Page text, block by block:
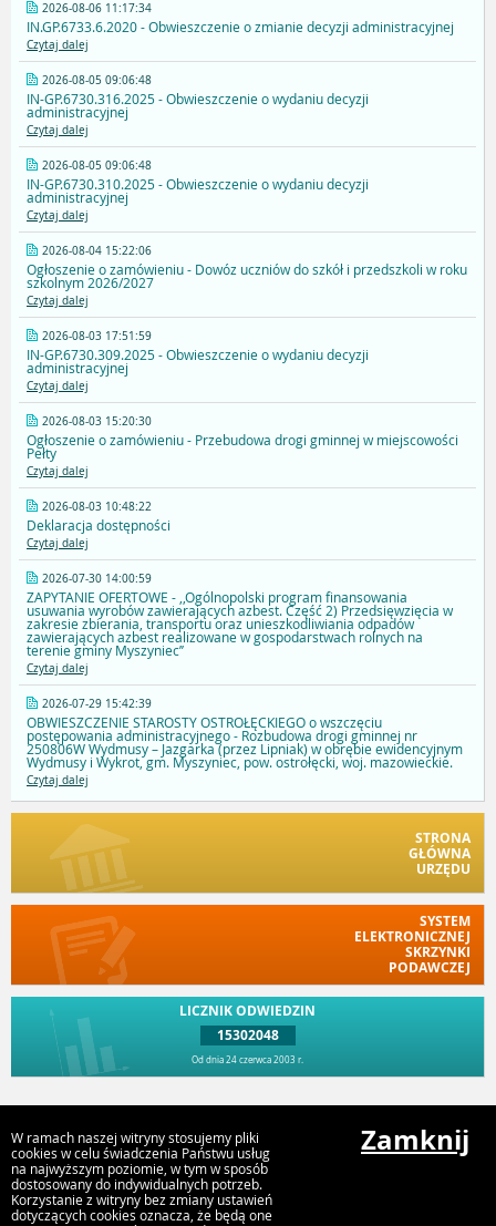
2026-08-06 11:17:34
IN.GP.6733.6.2020 - Obwieszczenie o zmianie decyzji administracyjnej
Czytaj dalej
2026-08-05 09:06:48
IN-GP.6730.316.2025 - Obwieszczenie o wydaniu decyzji
administracyjnej
Czytaj dalej
2026-08-05 09:06:48
IN-GP.6730.310.2025 - Obwieszczenie o wydaniu decyzji
administracyjnej
Czytaj dalej
2026-08-04 15:22:06
Ogłoszenie o zamówieniu - Dowóz uczniów do szkół i przedszkoli w roku
szkolnym 2026/2027
Czytaj dalej
2026-08-03 17:51:59
IN-GP.6730.309.2025 - Obwieszczenie o wydaniu decyzji
administracyjnej
Czytaj dalej
2026-08-03 15:20:30
Ogłoszenie o zamówieniu - Przebudowa drogi gminnej w miejscowości
Pełty
Czytaj dalej
2026-08-03 10:48:22
Deklaracja dostępności
Czytaj dalej
2026-07-30 14:00:59
ZAPYTANIE OFERTOWE - ,,Ogólnopolski program finansowania
usuwania wyrobów zawierających azbest. Część 2) Przedsięwzięcia w
zakresie zbierania, transportu oraz unieszkodliwiania odpadów
zawierających azbest realizowane w gospodarstwach rolnych na
terenie gminy Myszyniec’’
Czytaj dalej
2026-07-29 15:42:39
OBWIESZCZENIE STAROSTY OSTROŁĘCKIEGO o wszczęciu
postępowania administracyjnego - Rozbudowa drogi gminnej nr
250806W Wydmusy – Jazgarka (przez Lipniak) w obrębie ewidencyjnym
Wydmusy i Wykrot, gm. Myszyniec, pow. ostrołęcki, woj. mazowieckie.
Czytaj dalej
STRONA
GŁÓWNA
URZĘDU
SYSTEM
ELEKTRONICZNEJ
SKRZYNKI
PODAWCZEJ
LICZNIK ODWIEDZIN
15302048
Od dnia 24 czerwca 2003 r.
Urząd Miejski w Myszyńcu
ul. Plac Wolności 60, 07-430 Myszyniec
W ramach naszej witryny stosujemy pliki
cookies w celu świadczenia Państwu usług
na najwyższym poziomie, w tym w sposób
dostosowany do indywidualnych potrzeb.
Korzystanie z witryny bez zmiany ustawień
dotyczących cookies oznacza, że będą one
Zamknij